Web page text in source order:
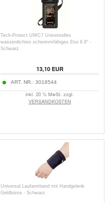
Tech-Protect UWC7 Universelles
wasserdichtes schwimmfähiges Etui 6.9" -
Schwarz
13,10EUR
ART. NR.: 3018544
inkl. 20 % MwSt. zzgl.
VERSANDKOSTEN
Universal Laufarmband mit Handgelenk
Geldbörse - Schwarz